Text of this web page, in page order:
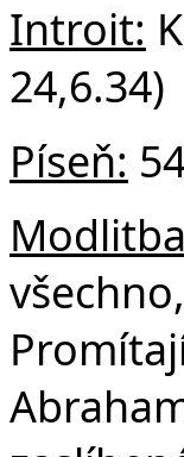
Introit:
24,6.34)
Píseň: